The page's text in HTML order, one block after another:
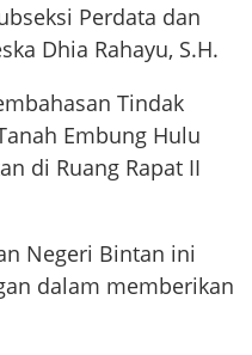
Perdata dan
Dhia Rahayu, S.H.
Tindak
Embung Hulu
di Ruang Rapat II
Negeri Bintan ini
dalam memberikan